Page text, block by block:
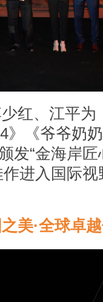
红、江平为
》《爷爷奶
发“金海岸匠
进入国际视
美·全球卓